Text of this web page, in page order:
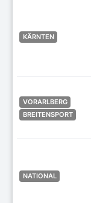
KÄRNTEN
VORARLBERG
BREITENSPORT
NATIONAL